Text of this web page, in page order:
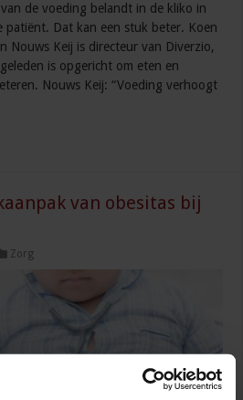
de voeding belandt in de kliko in
patiënt. Dat kan een stuk beter. Koen
Nouws Keij is directeur van Diverzio,
is opgericht om eten en
Nouws Keij: “Voeding verhoogt
van obesitas bij
Zorg